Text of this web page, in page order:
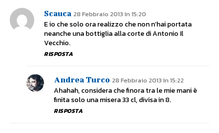
Scauca 28 Febbraio 2013 In 15:20
E io che solo ora realizzo che non n’hai portata
neanche una bottiglia alla corte di Antonio Il
Vecchio.
RISPOSTA
Andrea Turco 28 Febbraio 2013 In 15:22
Ahahah, considera che finora tra le mie mani è
finita solo una misera 33 cl, divisa in 8.
RISPOSTA